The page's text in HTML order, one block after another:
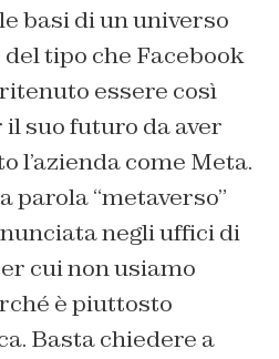
basi di un universo
tipo che Facebook
essere così
suo futuro da aver
l’azienda come Meta.
parola “metaverso”
negli uffici di
cui non usiamo
è piuttosto
Basta chiedere a